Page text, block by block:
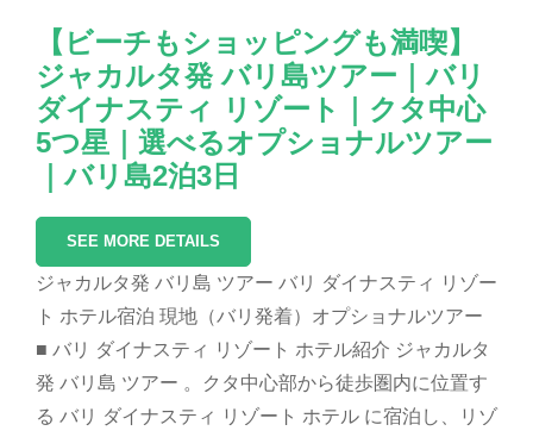
【ビーチもショッピングも満喫】
ジャカルタ発 バリ島ツアー｜バリ
ダイナスティ リゾート｜クタ中心
5つ星｜選べるオプショナルツアー
｜バリ島2泊3日
SEE MORE DETAILS
ジャカルタ発 バリ島 ツアー バリ ダイナスティ リゾー
ト ホテル宿泊 現地（バリ発着）オプショナルツアー
■ バリ ダイナスティ リゾート ホテル紹介 ジャカルタ
発 バリ島 ツアー 。クタ中心部から徒歩圏内に位置す
る バリ ダイナスティ リゾート ホテル に宿泊し、リゾ